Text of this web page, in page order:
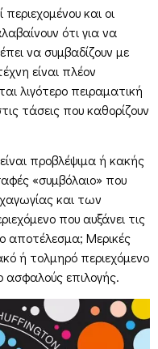
και οι
ότι για να
να συμβαδίζουν με
είναι πλέον
λιγότερο πειραματική
τάσεις που καθορίζουν
προβλέψιμα ή κακής
«συμβόλαιο» που
και των
που αυξάνει τις
αποτέλεσμα; Μερικές
ή τολμηρό περιεχόμενο
ασφαλούς επιλογής.